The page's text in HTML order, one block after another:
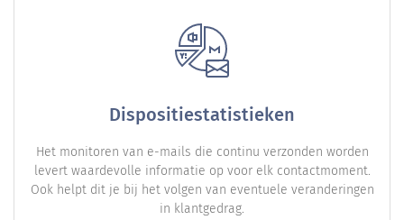
Dispositiestatistieken
Het monitoren van e-mails die continu verzonden worden
levert waardevolle informatie op voor elk contactmoment.
Ook helpt dit je bij het volgen van eventuele veranderingen
in klantgedrag.